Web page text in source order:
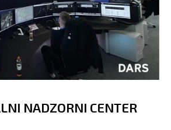
NADZORNI CENTER